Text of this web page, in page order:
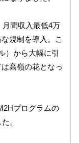
月間収入最低4万
規制を導入。こ
）から大幅に引
高嶺の花となっ
プログラムの
。